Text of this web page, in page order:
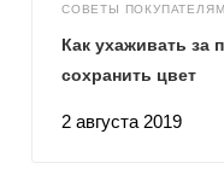
СОВЕТЫ ПОКУПАТЕЛЯМ
2 августа 2019
Как ухаживать за
сохранить цвет